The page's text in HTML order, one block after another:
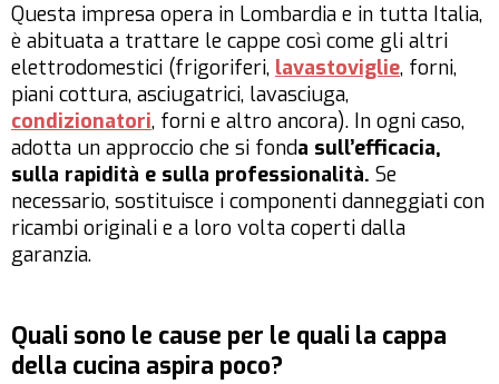
Questa impresa opera in Lombardia e in tutta Italia,
è abituata a trattare le cappe così come gli altri
elettrodomestici (frigoriferi, lavastoviglie, forni,
piani cottura, asciugatrici, lavasciuga,
condizionatori, forni e altro ancora). In ogni caso,
adotta un approccio che si fonda sull’efficacia,
sulla rapidità e sulla professionalità. Se
necessario, sostituisce i componenti danneggiati con
ricambi originali e a loro volta coperti dalla
garanzia.
Quali sono le cause per le quali la cappa
della cucina aspira poco?